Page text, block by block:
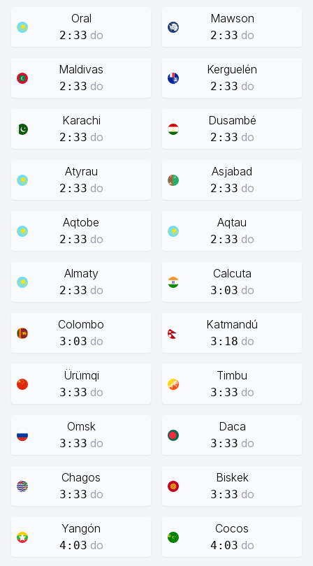
Oral
2:33 do
Mawson
2:33 do
Maldivas
2:33 do
Kerguelén
2:33 do
Karachi
2:33 do
Dusambé
2:33 do
Atyrau
2:33 do
Asjabad
2:33 do
Aqtobe
2:33 do
Aqtau
2:33 do
Almaty
2:33 do
Calcuta
3:03 do
Colombo
3:03 do
Katmandú
3:18 do
Ürümqi
3:33 do
Timbu
3:33 do
Omsk
3:33 do
Daca
3:33 do
Chagos
3:33 do
Biskek
3:33 do
Yangón
4:03 do
Cocos
4:03 do